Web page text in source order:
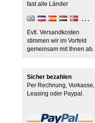
fast alle Länder
Evtl. Versandkosten
stimmen wir im Vorfeld
gemeinsam mit Ihnen ab.
Sicher bezahlen
Per Rechnung, Vorkasse,
Leasing oder Paypal.